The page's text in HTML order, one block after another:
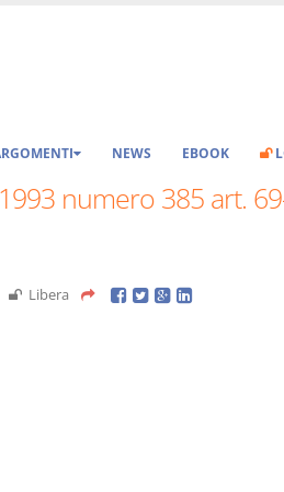
NEWS EBOOK
numero 385 art.
Libera